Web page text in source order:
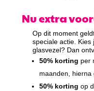
Nu extra
Op dit moment
speciale actie. Kies
glasvezel? Dan
50% korting per
maanden, hierna
50% korting op